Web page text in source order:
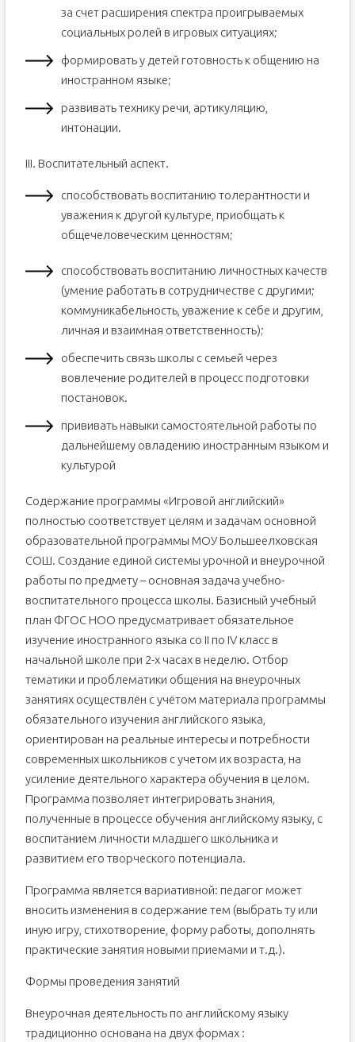
за счет расширения спектра проигрываемых
социальных ролей в игровых ситуациях;
формировать у детей готовность к общению на
иностранном языке;
развивать технику речи, артикуляцию,
интонации.
III. Воспитательный аспект.
способствовать воспитанию толерантности и
уважения к другой культуре, приобщать к
общечеловеческим ценностям;
способствовать воспитанию личностных качеств
(умение работать в сотрудничестве с другими;
коммуникабельность, уважение к себе и другим,
личная и взаимная ответственность);
обеспечить связь школы с семьей через
вовлечение родителей в процесс подготовки
постановок.
прививать навыки самостоятельной работы по
дальнейшему овладению иностранным языком и
культурой
Содержание программы «Игровой английский»
полностью соответствует целям и задачам основной
образовательной программы МОУ Большеелховская
СОШ. Создание единой системы урочной и внеурочной
работы по предмету – основная задача учебно-
воспитательного процесса школы. Базисный учебный
план ФГОС НОО предусматривает обязательное
изучение иностранного языка со II по IV класс в
начальной школе при 2-х часах в неделю. Отбор
тематики и проблематики общения на внеурочных
занятиях осуществлён с учётом материала программы
обязательного изучения английского языка,
ориентирован на реальные интересы и потребности
современных школьников с учетом их возраста, на
усиление деятельного характера обучения в целом.
Программа позволяет интегрировать знания,
полученные в процессе обучения английскому языку, с
воспитанием личности младшего школьника и
развитием его творческого потенциала.
Программа является вариативной: педагог может
вносить изменения в содержание тем (выбрать ту или
иную игру, стихотворение, форму работы, дополнять
практические занятия новыми приемами и т.д.).
Формы проведения занятий
Внеурочная деятельность по английскому языку
традиционно основана на двух формах :